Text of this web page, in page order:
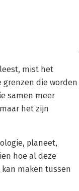
mist het
die worden
samen meer
het zijn
planeet,
hoe al deze
maken tussen